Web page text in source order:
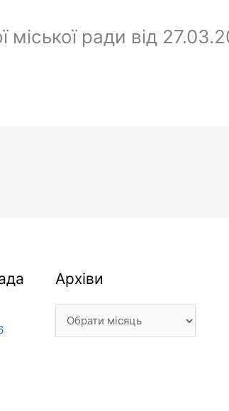
міської ради від
Архіви
Архіви